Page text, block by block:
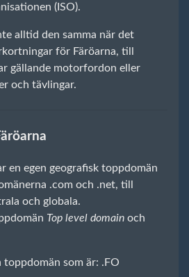
(ISO).
alltid den samma när det
för Färöarna, till
gällande motorfordon eller
och tävlingar.
en egen geografisk toppdomän
.com och .net, till
och globala.
Top level domain och
toppdomän som är: .FO